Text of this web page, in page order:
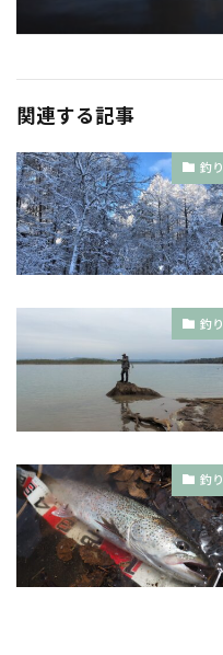
関連する記事
釣り
釣り
釣り